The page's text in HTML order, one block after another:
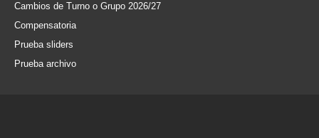
Cambios de Turno o Grupo 2026/27
Compensatoria
Prueba sliders
Prueba archivo